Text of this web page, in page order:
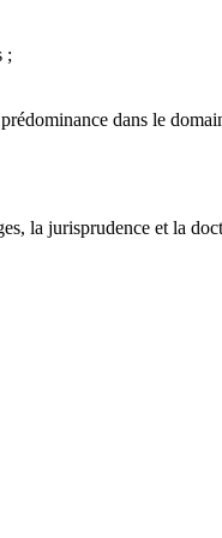
;
dans le
la jurisprudence et la